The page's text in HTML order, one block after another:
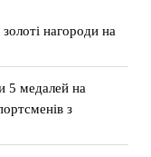
нагороди на
5 медалей на
з